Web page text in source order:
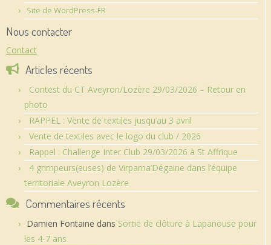
Site de WordPress-FR
Nous contacter
Contact
Articles récents
Contest du CT Aveyron/Lozère 29/03/2026 – Retour en
photo
RAPPEL : Vente de textiles jusqu’au 3 avril
Vente de textiles avec le logo du club / 2026
Rappel : Challenge Inter Club 29/03/2026 à St Affrique
4 grimpeurs(euses) de Virpama’Dégaine dans l’équipe
territoriale Aveyron Lozère
Commentaires récents
Damien Fontaine dans Sortie de clôture à Lapanouse pour
les 4-7 ans